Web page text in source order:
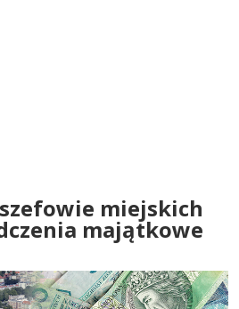
miejskich
majątkowe